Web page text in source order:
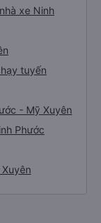
xe Ninh
tuyến
- Mỹ Xuyên
Phước